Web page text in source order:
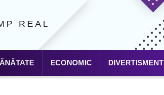
REAL
ECONOMIC DIVERTISMENT